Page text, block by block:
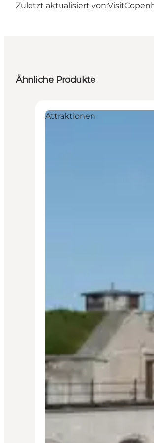
Zuletzt aktualisiert von:
Ähnliche Produkte
Attraktionen